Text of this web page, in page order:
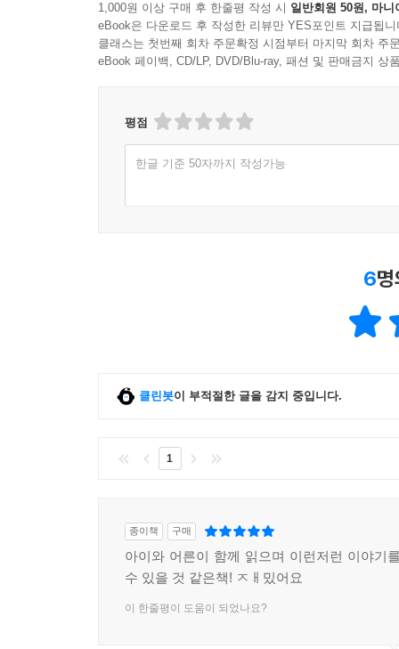
1,000원 이상 구매 후 한줄평 작성 시 일반회원 50원, 마니
eBook은 다운로드 후 작성한 리뷰만 YES포인트 지급됩니
클래스는 첫번째 회차 주문확정 시점부터 마지막 회차 주
eBook 페이백, CD/LP, DVD/Blu-ray, 패션 및 판매금지 상
평점
한글 기준 50자까지 작성가능
6
클린봇이 부적절한 글을 감지 중입니다.
1
종이책 구매
아이와 어른이 함께 읽으며 이런저런 이야기
수 있을 것 같은책! ㅈㅐ밌어요
이 한줄평이 도움이 되었나요?